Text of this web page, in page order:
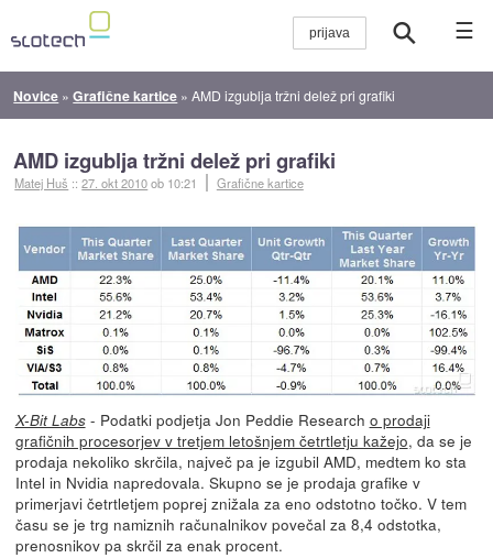
☰
Novice »Grafične kartice »AMD izgublja tržni delež pri grafiki
AMD izgublja tržni delež pri grafiki
Matej Huš ::27. okt 2010ob 10:21 Grafične kartice
X-Bit Labs- Podatki podjetja Jon Peddie Research o prodaji
grafičnih procesorjev v tretjem letošnjem četrtletju kažejo, da se je
prodaja nekoliko skrčila, največ pa je izgubil AMD, medtem ko sta
Intel in Nvidia napredovala. Skupno se je prodaja grafike v
primerjavi četrtletjem poprej znižala za eno odstotno točko. V tem
času se je trg namiznih računalnikov povečal za 8,4 odstotka,
prenosnikov pa skrčil za enak procent.